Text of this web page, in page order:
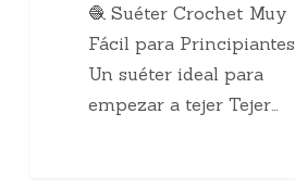
🧶 Suéter Crochet Muy
Fácil para Principiantes
Un suéter ideal para
empezar a tejer Tejer…